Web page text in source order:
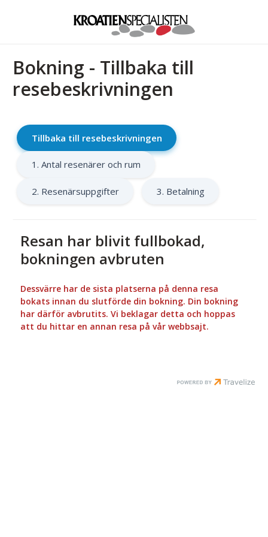
Bokning - Tillbaka till
resebeskrivningen
Tillbaka till resebeskrivningen
1. Antal resenärer och rum
2. Resenärsuppgifter 3. Betalning
Resan har blivit fullbokad,
bokningen avbruten
Dessvärre har de sista platserna på denna resa
bokats innan du slutförde din bokning. Din bokning
har därför avbrutits. Vi beklagar detta och hoppas
att du hittar en annan resa på vår webbsajt.